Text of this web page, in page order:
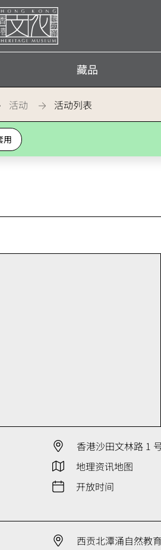
藏品
活动 活动列表
用
香港沙田文林路 1
地理资讯地图
开放时间
西贡北潭涌自然教